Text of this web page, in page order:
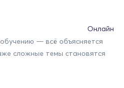
Онлайн
— всё объясняется
сложные темы становятся